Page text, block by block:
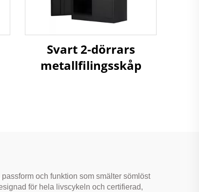
Svart 2-dörrars
metallfilingsskåp
och funktion som smälter sömlöst
för hela livscykeln och certifierad,